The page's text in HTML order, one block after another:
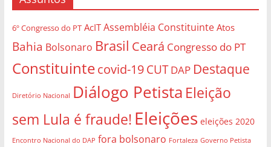
6º Congresso do PT AcIT Assembléia Constituinte Atos
Bahia Bolsonaro Brasil Ceará Congresso do PT
Constituintecovid-19CUT DAP Destaque
Diretório Nacional Diálogo Petista Eleição
sem Lula é fraude! Eleições eleições 2020
Encontro Nacional do DAP fora bolsonaro Fortaleza Governo Petista